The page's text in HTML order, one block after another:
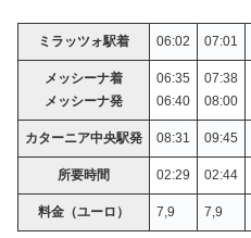
ミラッツォ駅着 06:02 07:01
メッシーナ着
メッシーナ発
06:35
06:40
07:38
08:00
カターニア中央駅発 08:31 09:45
所要時間 02:29 02:44
料金（ユーロ） 7,9 7,9